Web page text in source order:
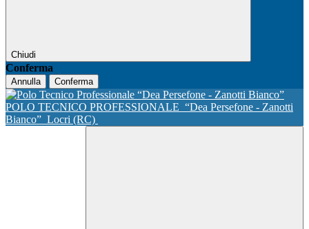
Chiudi
Conferma
Annulla Conferma
POLO TECNICO PROFESSIONALE “Dea Persefone - Zanotti
Bianco” Locri (RC)